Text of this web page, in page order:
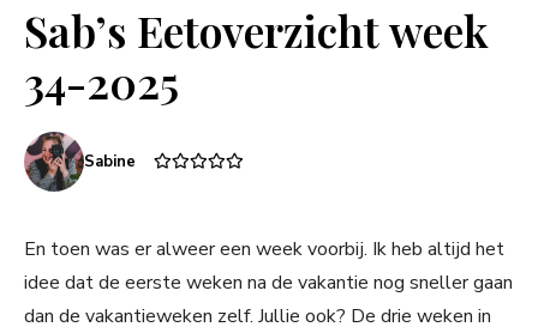
Sab’s Eetoverzicht week
34-2025
Sabine
En toen was er alweer een week voorbij. Ik heb altijd het
idee dat de eerste weken na de vakantie nog sneller gaan
dan de vakantieweken zelf. Jullie ook? De drie weken in